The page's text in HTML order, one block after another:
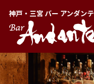
神戸・三宮 バー アンダンテ